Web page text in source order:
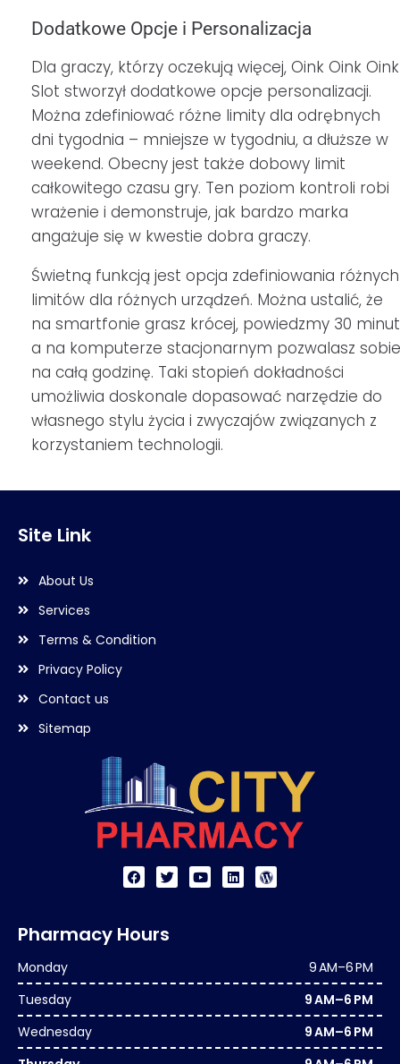
Dodatkowe Opcje i Personalizacja
Dla graczy, którzy oczekują więcej, Oink Oink Oink
Slot stworzył dodatkowe opcje personalizacji.
Można zdefiniować różne limity dla odrębnych
dni tygodnia – mniejsze w tygodniu, a dłuższe w
weekend. Obecny jest także dobowy limit
całkowitego czasu gry. Ten poziom kontroli robi
wrażenie i demonstruje, jak bardzo marka
angażuje się w kwestie dobra graczy.
Świetną funkcją jest opcja zdefiniowania różnych
limitów dla różnych urządzeń. Można ustalić, że
na smartfonie grasz krócej, powiedzmy 30
a na komputerze stacjonarnym pozwalasz sobie
na całą godzinę. Taki stopień dokładności
umożliwia doskonale dopasować narzędzie do
własnego stylu życia i zwyczajów związanych z
korzystaniem technologii.
Site Link
About Us
Services
Terms & Condition
Privacy Policy
Contact us
Sitemap
Pharmacy Hours
Monday
9 AM–6 PM
Tuesday
9 AM–6 PM
Wednesday
9 AM–6 PM